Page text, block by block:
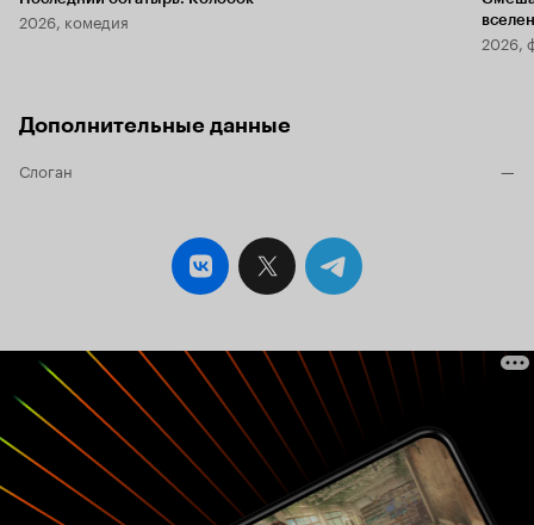
2026, комедия
2026,
Дополнительные данные
Слоган —